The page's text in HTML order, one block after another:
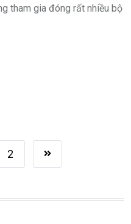
tham gia đóng rất nhiều bộ
2